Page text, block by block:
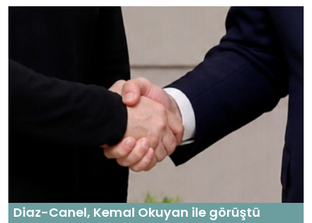
Diaz-Canel, Kemal Okuyan ile görüştü